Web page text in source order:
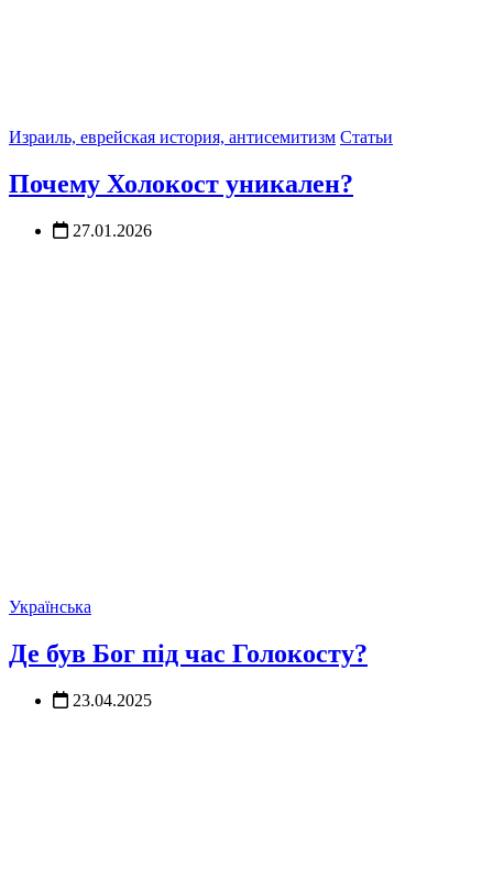
Израиль, еврейская история, антисемитизм Статьи
Почему Холокост уникален?
27.01.2026
Українська
Де був Бог під час Голокосту?
23.04.2025